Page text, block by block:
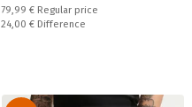
Regular price:
79,99 € Regular price
Спестявате:
24,00 € Difference